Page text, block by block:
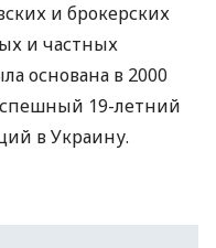
и брокерских
и частных
основана в 2000
19-летний
в Украину.